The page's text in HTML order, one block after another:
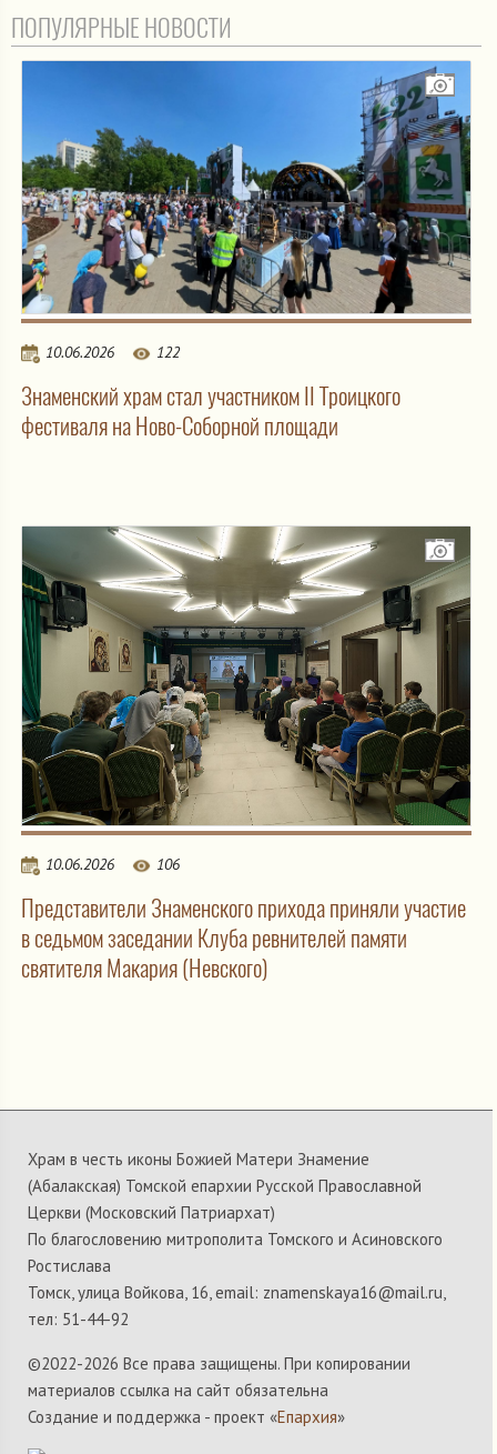
ПОПУЛЯРНЫЕ НОВОСТИ
10.06.2026 122
Знаменский храм стал участником II Троицкого
фестиваля на Ново-Соборной площади
10.06.2026 106
Представители Знаменского прихода приняли участие
в седьмом заседании Клуба ревнителей памяти
святителя Макария (Невского)
Храм в честь иконы Божией Матери Знамение
(Абалакская) Томской епархии Русской Православной
Церкви (Московский Патриархат)
По благословению митрополита Томского и Асиновского
Ростислава
Томск, улица Войкова, 16, email: znamenskaya16@mail.ru,
тел: 51-44-92
©2022-2026 Все права защищены. При копировании
материалов ссылка на сайт обязательна
Создание и поддержка - проект «Епархия»